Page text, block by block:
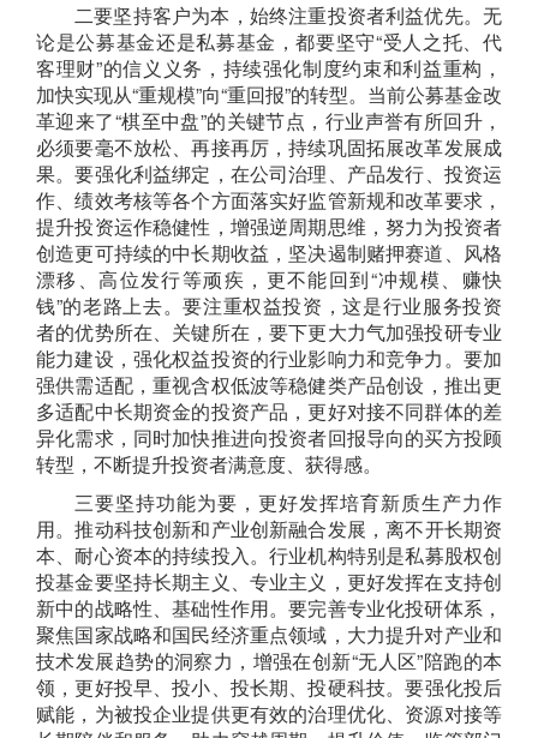
二要坚持客户为本，始终注重投资者利益优先。无
论是公募基金还是私募基金，都要坚守“受人之托、代
客理财”的信义义务 ，持续强化制度约束和利益重构，
加快实现从“重规模”向“重回报”的转型。 当前公募基金改
革迎来了“棋至中盘”的关键节点，行业声誉有所回升，
必须要毫不放松、再接再厉，持续巩固拓展改革发展成
果。要强化利益绑定 ， 在公司治理、 产品发行、 投资运
作、绩效考核等各个方面落实好监管新规和改革要求，
提升投资运作稳健性，增强逆周期思维，努力为投资者
创造更可持续的中长期收益， 坚决遏制赌押赛道、风格
漂移、高位发行等顽疾 ， 更不能回到“冲规模、赚快
钱”的老路上去。要注重权益投资 ，这是行业服务投资
者的优势所在、关键所在，要下更大力气加强投研专业
能力建设，强化权益投资的行业影响力和竞争力。 要加
强供需适配，重视含权低波等稳健类产品创设， 推出更
多适配中长期资金的投资产品，更好对接不同群体的差
异化需求，同时加快推进向投资者回报导向的买方投顾
转型 ，不断提升投资者满意度、获得感。
三要坚持功能为要，更好发挥培育新质生产力作
用。推动科技创新和产业创新融合发展 ，离不开长期资
本、耐心资本的持续投入。行业机构特别是私募股权创
投基金要坚持长期主义、专业主义，更好发挥在支持创
新中的战略性、基础性作用。要完善专业化投研体系，
聚焦国家战略和国民经济重点领域，大力提升对产业和
技术发展趋势的洞察力，增强在创新“无人区”陪跑的本
领，更好投早、投小、投长期、投硬科技。要强化投后
赋能， 为被投企业提供更有效的治理优化、资源对接等